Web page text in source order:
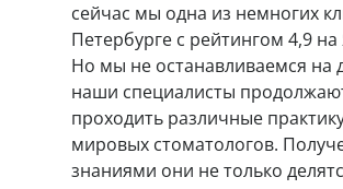
сейчас мы одна из немногих
Петербурге с рейтингом 4,9 на
Но мы не останавливаемся на
наши специалисты
проходить различные
мировых стоматологов.
знаниями они не только